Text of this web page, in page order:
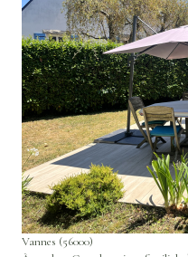
Vannes (56000)